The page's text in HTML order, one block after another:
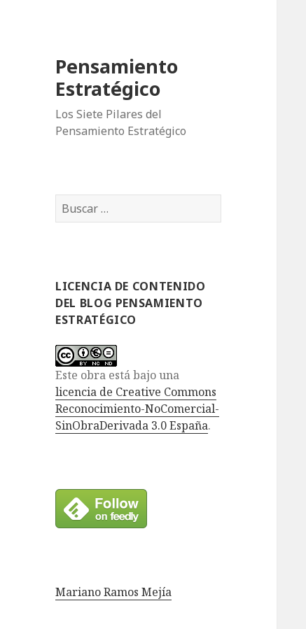
Pensamiento
Estratégico
Los Siete Pilares del
Pensamiento Estratégico
B
u
r
:
LICENCIA DE CONTENIDO
DEL BLOG PENSAMIENTO
ESTRATÉGICO
Este obra está bajo una
licencia de Creative Commons
Reconocimiento-NoComercial-
SinObraDerivada 3.0 España.
Mariano Ramos Mejía